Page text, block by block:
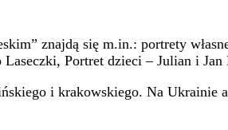
znajdą się m.in.: portrety
Portret dzieci – Julian i
i krakowskiego. Na Ukrainie